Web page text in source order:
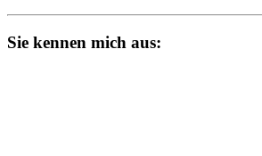
Sie kennen mich aus: